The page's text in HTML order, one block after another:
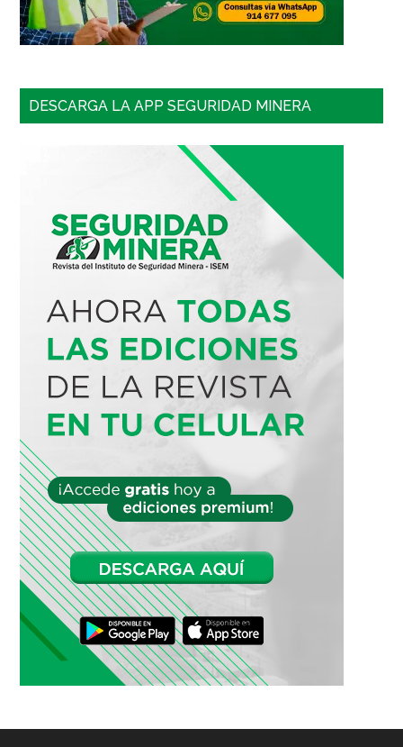
DESCARGA LA APP SEGURIDAD MINERA